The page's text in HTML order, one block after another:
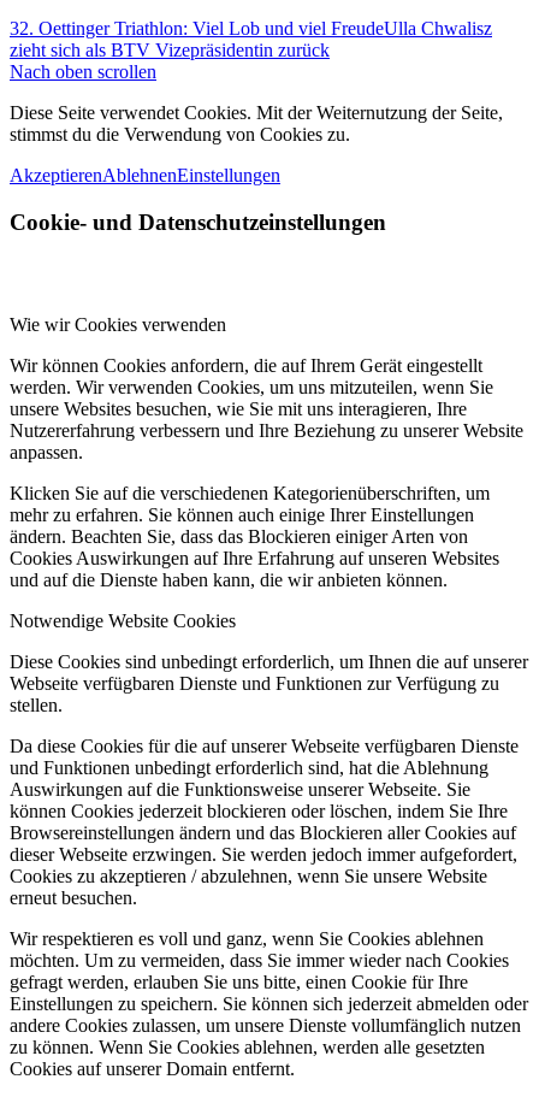
32. Oettinger Triathlon: Viel Lob und viel FreudeUlla Chwalisz
zieht sich als BTV Vizepräsidentin zurück
Nach oben scrollen
Diese Seite verwendet Cookies. Mit der Weiternutzung der Seite,
stimmst du die Verwendung von Cookies zu.
AkzeptierenAblehnenEinstellungen
Cookie- und Datenschutzeinstellungen
Wie wir Cookies verwenden
Wir können Cookies anfordern, die auf Ihrem Gerät eingestellt
werden. Wir verwenden Cookies, um uns mitzuteilen, wenn Sie
unsere Websites besuchen, wie Sie mit uns interagieren, Ihre
Nutzererfahrung verbessern und Ihre Beziehung zu unserer Website
anpassen.
Klicken Sie auf die verschiedenen Kategorienüberschriften, um
mehr zu erfahren. Sie können auch einige Ihrer Einstellungen
ändern. Beachten Sie, dass das Blockieren einiger Arten von
Cookies Auswirkungen auf Ihre Erfahrung auf unseren Websites
und auf die Dienste haben kann, die wir anbieten können.
Notwendige Website Cookies
Diese Cookies sind unbedingt erforderlich, um Ihnen die auf unserer
Webseite verfügbaren Dienste und Funktionen zur Verfügung zu
stellen.
Da diese Cookies für die auf unserer Webseite verfügbaren Dienste
und Funktionen unbedingt erforderlich sind, hat die Ablehnung
Auswirkungen auf die Funktionsweise unserer Webseite. Sie
können Cookies jederzeit blockieren oder löschen, indem Sie Ihre
Browsereinstellungen ändern und das Blockieren aller Cookies auf
dieser Webseite erzwingen. Sie werden jedoch immer aufgefordert,
Cookies zu akzeptieren / abzulehnen, wenn Sie unsere Website
erneut besuchen.
Wir respektieren es voll und ganz, wenn Sie Cookies ablehnen
möchten. Um zu vermeiden, dass Sie immer wieder nach Cookies
gefragt werden, erlauben Sie uns bitte, einen Cookie für Ihre
Einstellungen zu speichern. Sie können sich jederzeit abmelden oder
andere Cookies zulassen, um unsere Dienste vollumfänglich nutzen
zu können. Wenn Sie Cookies ablehnen, werden alle gesetzten
Cookies auf unserer Domain entfernt.